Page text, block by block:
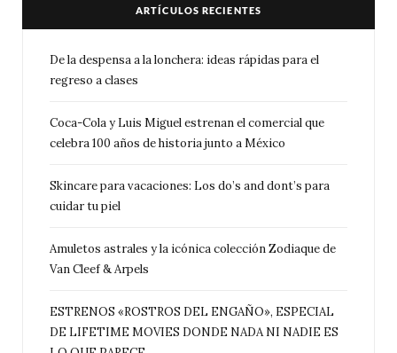
ARTÍCULOS RECIENTES
De la despensa a la lonchera: ideas rápidas para el
regreso a clases
Coca-Cola y Luis Miguel estrenan el comercial que
celebra 100 años de historia junto a México
Skincare para vacaciones: Los do’s and dont’s para
cuidar tu piel
Amuletos astrales y la icónica colección Zodiaque de
Van Cleef & Arpels
ESTRENOS «ROSTROS DEL ENGAÑO», ESPECIAL
DE LIFETIME MOVIES DONDE NADA NI NADIE ES